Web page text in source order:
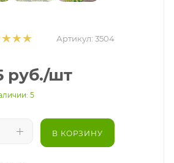
Артикул: 3504
руб./шт
5
В КОРЗИНУ